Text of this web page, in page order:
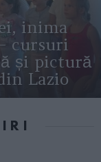
inima
cursuri
și pictură
Lazio